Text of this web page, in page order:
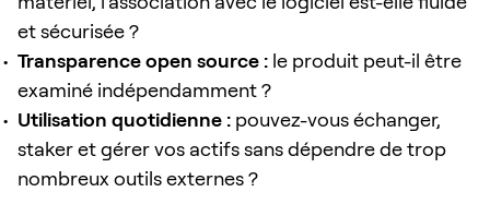
et sécurisée ?
Transparence open source : le produit peut-il être
examiné indépendamment ?
Utilisation quotidienne : pouvez-vous échanger,
staker et gérer vos actifs sans dépendre de trop
nombreux outils externes ?